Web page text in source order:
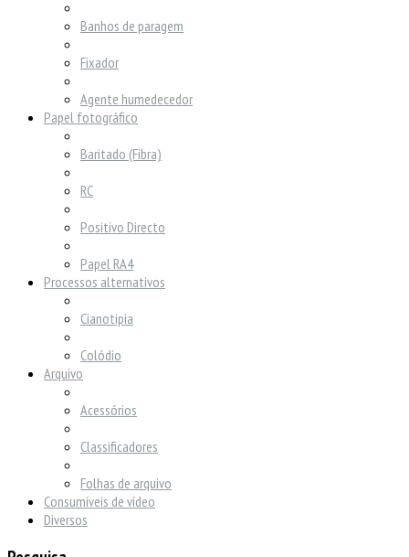
Banhos de paragem
Fixador
Agente humedecedor
Papel fotográfico
Baritado (Fibra)
RC
Positivo Directo
Papel RA4
Processos alternativos
Cianotipia
Colódio
Arquivo
Acessórios
Classificadores
Folhas de arquivo
Consumíveis de vídeo
Diversos